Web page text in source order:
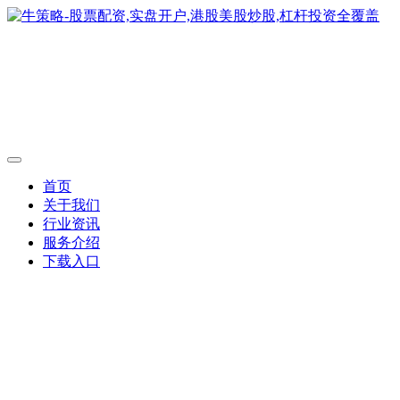
首页
关于我们
行业资讯
服务介绍
下载入口